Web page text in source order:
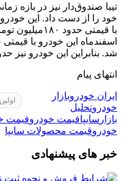
خود را از دست داد. این
با قیمتی حدود
شد. بنابراین این خودرو نیز
انتهای پیام
ایران خودروبازار
خودروتحلیل
بازار سایپاقیمت خودروقیمت
خودروقیمت محصولات سایپا
خبر های پیشنهادی